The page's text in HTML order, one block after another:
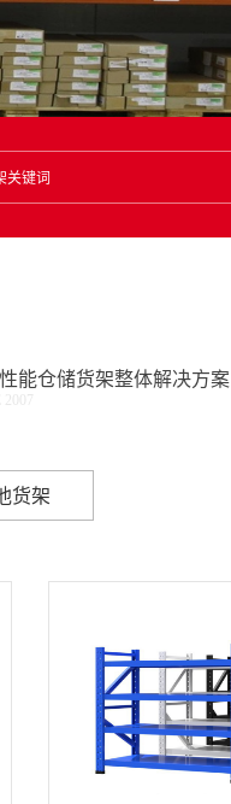
能仓储货架整体解决方案
货架